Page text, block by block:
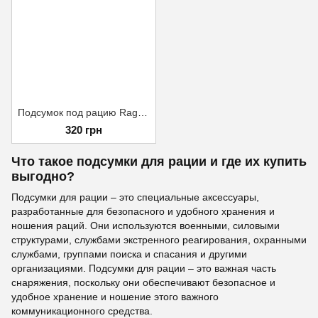
320 грн
Что такое подсумки для рации и где их купить
выгодно?
Подсумки для рации – это специальные аксессуары,
разработанные для безопасного и удобного хранения и
ношения раций. Они используются военными, силовыми
структурами, службами экстренного реагирования, охранными
службами, группами поиска и спасания и другими
организациями. Подсумки для рации – это важная часть
снаряжения, поскольку они обеспечивают безопасное и
удобное хранение и ношение этого важного
коммуникационного средства.